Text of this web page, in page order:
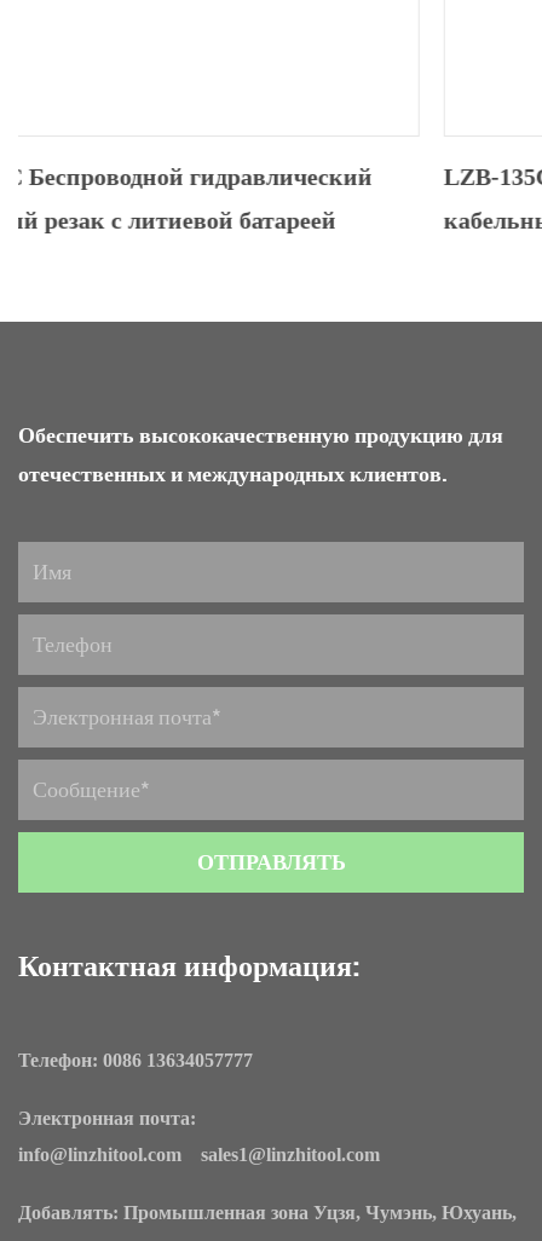
LZB-135C Вакуумный
кабельный резак с литиевой
Обеспечить высококачественную продукцию для
отечественных и международных клиентов.
Контактная информация:
Телефон: 0086 13634057777
Электронная почта:
info@linzhitool.com sales1@linzhitool.com
Добавлять: Промышленная зона Уцзя, Чумэнь, Юхуань,